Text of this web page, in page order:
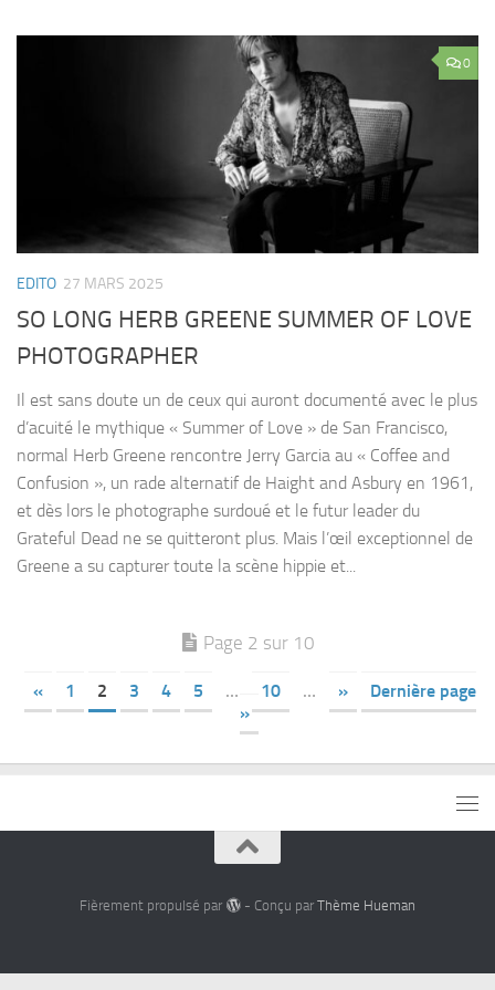
0
EDITO 27 MARS 2025
SO LONG HERB GREENE SUMMER OF LOVE
PHOTOGRAPHER
Il est sans doute un de ceux qui auront documenté avec le plus
d’acuité le mythique « Summer of Love » de San Francisco,
normal Herb Greene rencontre Jerry Garcia au « Coffee and
Confusion », un rade alternatif de Haight and Asbury en 1961,
et dès lors le photographe surdoué et le futur leader du
Grateful Dead ne se quitteront plus. Mais l’œil exceptionnel de
Greene a su capturer toute la scène hippie et...
Page 2 sur 10
« 1 2 3 4 5 … 10 … »
Dernière page
»
Fièrement propulsé par - Conçu par Thème Hueman